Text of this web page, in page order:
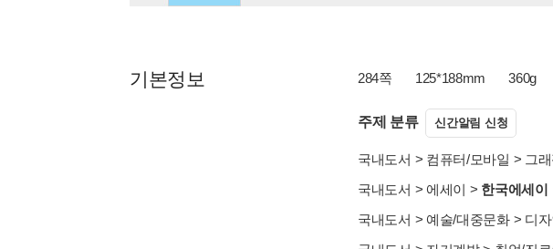
기본정보 284쪽 125*188mm 360g
주제 분류 신간알림 신청
국내도서 > 컴퓨터/모바일 > 그
국내도서 > 에세이 > 한국에세이
국내도서 > 예술/대중문화> 디